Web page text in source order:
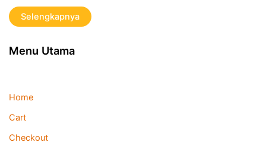
Selengkapnya
Menu Utama
Home
Cart
Checkout